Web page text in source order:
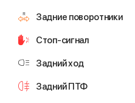
Задние поворотники
Стоп-сигнал
Задний ход
Задний ПТФ